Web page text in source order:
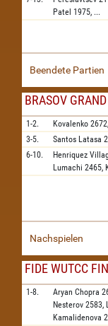
Patel 1975, ...
Beendete Partien
BRASOV
1-2. Kovalenko 2672,
3-5.
Santos Latasa
6-10.
Henriquez
Lumachi 2465,
Nachspielen
FIDE WUTCC
1-8. Aryan Chopra
Nesterov 2583,
Kamalidenova